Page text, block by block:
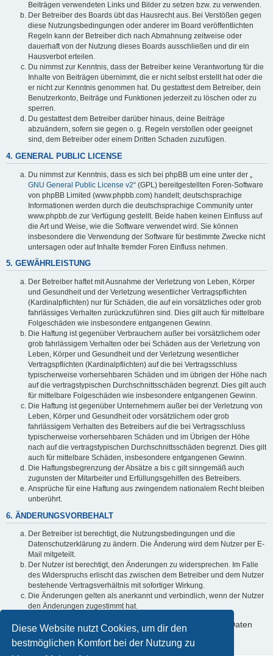
Diese Website nutzt Cookies, um dir den
bestmöglichen Komfort bei der Nutzung zu
Beiträgen verwendeten Links und Bilder zu setzen bzw. zu verwenden.
Der Betreiber des Boards übt das Hausrecht aus. Bei Verstößen gegen
diese Nutzungsbedingungen oder anderer im Board veröffentlichten
Regeln kann der Betreiber dich nach Abmahnung zeitweise oder
dauerhaft von der Nutzung dieses Boards ausschließen und dir ein
Hausverbot erteilen.
Du nimmst zur Kenntnis, dass der Betreiber keine Verantwortung für die
Inhalte von Beiträgen übernimmt, die er nicht selbst erstellt hat oder die
er nicht zur Kenntnis genommen hat. Du gestattest dem Betreiber, dein
Benutzerkonto, Beiträge und Funktionen jederzeit zu löschen oder zu
sperren.
Du gestattest dem Betreiber darüber hinaus, deine Beiträge
abzuändern, sofern sie gegen o. g. Regeln verstoßen oder geeignet
sind, dem Betreiber oder einem Dritten Schaden zuzufügen.
4. GENERAL PUBLIC LICENSE
Du nimmst zur Kenntnis, dass es sich bei phpBB um eine unter der „
GNU General Public License v2“ (GPL) bereitgestellten Foren-Software
von phpBB Limited (www.phpbb.com) handelt; deutschsprachige
Informationen werden durch die deutschsprachige Community unter
www.phpbb.de zur Verfügung gestellt. Beide haben keinen Einfluss auf
die Art und Weise, wie die Software verwendet wird. Sie können
insbesondere die Verwendung der Software für bestimmte Zwecke nicht
untersagen oder auf Inhalte fremder Foren Einfluss nehmen.
5. GEWÄHRLEISTUNG
Der Betreiber haftet mit Ausnahme der Verletzung von Leben, Körper
und Gesundheit und der Verletzung wesentlicher Vertragspflichten
(Kardinalpflichten) nur für Schäden, die auf ein vorsätzliches oder grob
fahrlässiges Verhalten zurückzuführen sind. Dies gilt auch für mittelbare
Folgeschäden wie insbesondere entgangenen Gewinn.
Die Haftung ist gegenüber Verbrauchern außer bei vorsätzlichem oder
grob fahrlässigem Verhalten oder bei Schäden aus der Verletzung von
Leben, Körper und Gesundheit und der Verletzung wesentlicher
Vertragspflichten (Kardinalpflichten) auf die bei Vertragsschluss
typischerweise vorhersehbaren Schäden und im übrigen der Höhe nach
auf die vertragstypischen Durchschnittsschäden begrenzt. Dies gilt auch
für mittelbare Folgeschäden wie insbesondere entgangenen Gewinn.
Die Haftung ist gegenüber Unternehmern außer bei der Verletzung von
Leben, Körper und Gesundheit oder vorsätzlichem oder grob
fahrlässigem Verhalten des Betreibers auf die bei Vertragsschluss
typischerweise vorhersehbaren Schäden und im Übrigen der Höhe
nach auf die vertragstypischen Durchschnittsschäden begrenzt. Dies gilt
auch für mittelbare Schäden, insbesondere entgangenen Gewinn.
Die Haftungsbegrenzung der Absätze a bis c gilt sinngemäß auch
zugunsten der Mitarbeiter und Erfüllungsgehilfen des Betreibers.
Ansprüche für eine Haftung aus zwingendem nationalem Recht bleiben
unberührt.
6. ÄNDERUNGSVORBEHALT
Der Betreiber ist berechtigt, die Nutzungsbedingungen und die
Datenschutzerklärung zu ändern. Die Änderung wird dem Nutzer per E-
Mail mitgeteilt.
Der Nutzer ist berechtigt, den Änderungen zu widersprechen. Im Falle
des Widerspruchs erlischt das zwischen dem Betreiber und dem Nutzer
bestehende Vertragsverhältnis mit sofortiger Wirkung.
Die Änderungen gelten als anerkannt und verbindlich, wenn der Nutzer
den Änderungen zugestimmt hat.
Informationen über den Umgang mit deinen persönlichen Daten
sind in der Datenschutzerklärung enthalten.